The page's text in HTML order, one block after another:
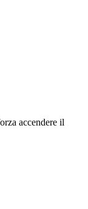
accendere il